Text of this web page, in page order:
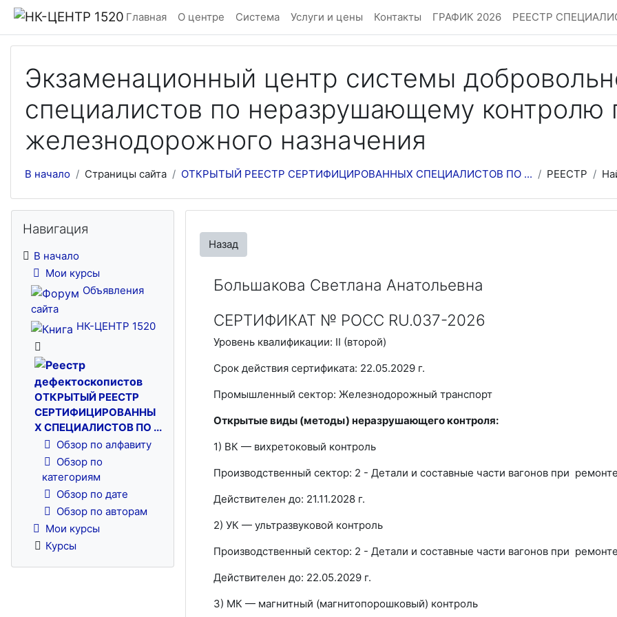
Перейти к основному содержанию
Главная О центре Система Услуги и цены Контакты ГРАФИК 2026 РЕЕСТР
Экзаменационный центр системы
специалистов по неразрушающему контролю
железнодорожного назначения
В начало Страницы сайта ОТКРЫТЫЙ РЕЕСТР СЕРТИФИЦИРОВАННЫХ СПЕЦИАЛИСТОВ ПО ... РЕЕСТР
Назад
Большакова Светлана Анатольевна
СЕРТИФИКАТ № РОСС RU.037-2026
Уровень квалификации: II (второй)
Срок действия сертификата: 22.05.2029 г.
Промышленный сектор: Железнодорожный транспорт
Открытые виды (методы) неразрушающего контроля:
1) ВК — вихретоковый контроль
Производственный сектор: 2 - Детали и составные части вагонов при
Действителен до: 21.11.2028 г.
2) УК — ультразвуковой контроль
Производственный сектор: 2 - Детали и составные части вагонов при
Действителен до: 22.05.2029 г.
3) МК — магнитный (магнитопорошковый) контроль
Навигация
В начало
Мои курсы
Объявления
сайта
НК-ЦЕНТР 1520
ОТКРЫТЫЙ РЕЕСТР
СЕРТИФИЦИРОВАННЫ
Х СПЕЦИАЛИСТОВ ПО ...
Обзор по алфавиту
Обзор по
категориям
Обзор по дате
Обзор по авторам
Мои курсы
Курсы